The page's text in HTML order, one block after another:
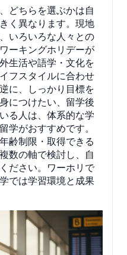
どちらを選ぶかは自
く異なります。現地
いろいろな人々との
ーキングホリデーが
生活や語学・文化を
フスタイルに合わせ
に、しっかり目標を
につけたい、留学後
る人は、体系的な学
学がおすすめです。
齢制限・取得できる
数の軸で検討し、自
ださい。ワーホリで
では学習環境と成果